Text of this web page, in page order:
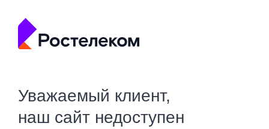
Уважаемый клиент,
наш сайт недоступен